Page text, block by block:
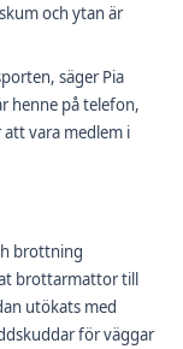
och ytan är
säger Pia
henne på telefon,
vara medlem i
brottning
brottarmattor till
utökats med
för väggar